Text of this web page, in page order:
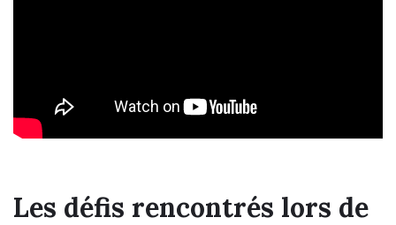
Les défis rencontrés lors de